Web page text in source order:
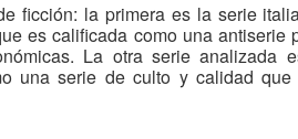
ficción: la primera es la serie
es calificada como una
La otra serie analizada
una serie de culto y calidad